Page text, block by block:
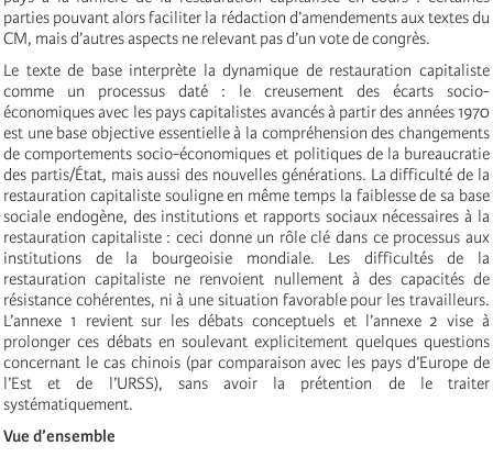
parties pouvant alors faciliter la rédaction d’amendements aux textes du
CM, mais d’autres aspects ne relevant pas d’un vote de congrès.
Le texte de base interprète la dynamique de restauration capitaliste
comme un processus daté : le creusement des écarts socio-
économiques avec les pays capitalistes avancés à partir des années 1970
est une base objective essentielle à la compréhension des changements
de comportements socio-économiques et politiques de la bureaucratie
des partis/État, mais aussi des nouvelles générations. La difficulté de la
restauration capitaliste souligne en même temps la faiblesse de sa base
sociale endogène, des institutions et rapports sociaux nécessaires à la
restauration capitaliste : ceci donne un rôle clé dans ce processus aux
institutions de la bourgeoisie mondiale. Les difficultés de la
restauration capitaliste ne renvoient nullement à des capacités de
résistance cohérentes, ni à une situation favorable pour les travailleurs.
L’annexe 1 revient sur les débats conceptuels et l’annexe 2 vise à
prolonger ces débats en soulevant explicitement quelques questions
concernant le cas chinois (par comparaison avec les pays d’Europe de
l’Est et de l’URSS), sans avoir la prétention de le traiter
systématiquement.
Vue d’ensemble